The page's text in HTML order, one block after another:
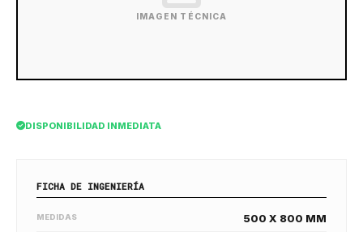
IMAGEN TÉCNICA
DISPONIBILIDAD INMEDIATA
FICHA DE INGENIERÍA
MEDIDAS 500 X 800 MM